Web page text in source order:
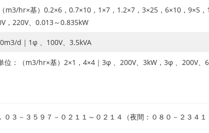
m3/hr×基）0.2×6，0.7×10，1×7，1.2×7，3×25，6×10，9×5，
，220V、0.013～0.835kW
d｜1φ 、100V、3.5kVA
位：（m3/hr×基）2×1，4×4｜3φ 、200V、3kW，3φ 、200V、
－３５９７－０２１１～０２１４（夜間：０８０－２３４１